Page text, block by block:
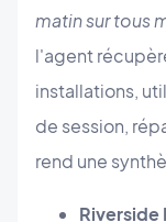
matin sur tous
l'agent
installations,
de session,
rend une
Riverside